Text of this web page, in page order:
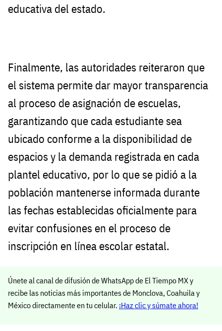
educativa del estado.
Finalmente, las autoridades reiteraron que
el sistema permite dar mayor transparencia
al proceso de asignación de escuelas,
garantizando que cada estudiante sea
ubicado conforme a la disponibilidad de
espacios y la demanda registrada en cada
plantel educativo, por lo que se pidió a la
población mantenerse informada durante
las fechas establecidas oficialmente para
evitar confusiones en el proceso de
inscripción en línea escolar estatal.
Únete al canal de difusión de WhatsApp de El Tiempo MX y
recibe las noticias más importantes de Monclova, Coahuila y
México directamente en tu celular. ¡Haz clic y súmate ahora!